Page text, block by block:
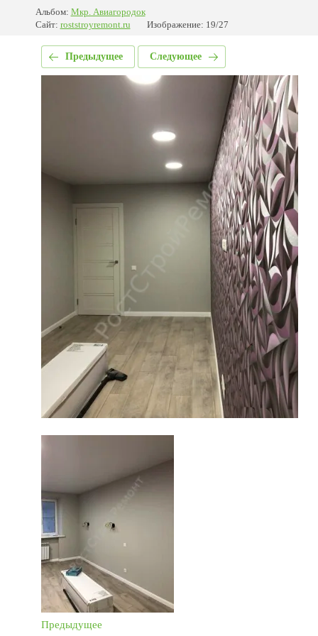
Альбом: Мкр. Авиагородок
Сайт: roststroyremont.ru Изображение: 19/27
Предыдущее Следующее
Предыдущее